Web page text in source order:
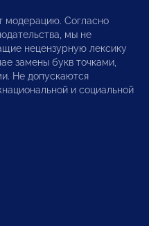
модерацию. Согласно
мы не
нецензурную лексику
замены букв точками,
Не допускаются
и социальной